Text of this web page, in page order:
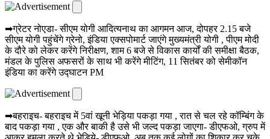
➡ग्रेटर नोएडा- सीएम योगी आदित्यनाथ का आगमन आज, दोपहर 2.15 बजे
सीएम योगी पहुंचेंगे ग्रेनो, इंडिया एक्सपोमार्ट जाएंगे मुख्यमंत्री योगी , पीएम मोदी
के दौरे को लेकर करेंगे निरीक्षण, शाम 6 बजे से विकास कार्यों की समीक्षा बैठक,
मंडल के पुलिस अफसरों के साथ भी करेंगे मीटिंग, 11 सितंबर को सेमीकॉन
इंडिया का करेंगे उद्घाटन PM
➡बहराइच- बहराइच में 5वां खूनी भेड़िया पकड़ा गया , रात से चल रहे कॉम्बिंग के
बाद पकड़ा गया , एक और बाकी है उसे भी जल्द पकड़ा जाएगा- डीएफओ, ग्रुप में